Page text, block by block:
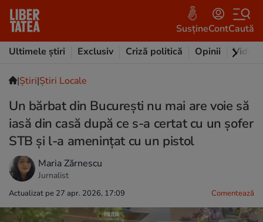
SusțineContCaută
Ultimele știri
Exclusiv Criză politică Opinii Video
|Ştiri|Știri Locale
Un bărbat din București nu mai are voie să
iasă din casă după ce s-a certat cu un șofer
STB și l-a amenințat cu un pistol
Maria Zărnescu
Jurnalist
Actualizat pe 27 apr. 2026, 17:09 Comentează